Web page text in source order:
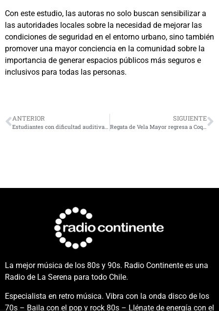
Con este estudio, las autoras no solo buscan sensibilizar a
las autoridades locales sobre la necesidad de mejorar las
condiciones de seguridad en el entorno urbano, sino también
promover una mayor conciencia en la comunidad sobre la
importancia de generar espacios públicos más seguros e
inclusivos para todas las personas.
ANTERIOR SIGUIENTE
Regata de Vela Mayor regresa a Coquimbo con cientos de competidores de la zona central
La mejor música de los 80s y 90s. Radio Continente es una
Radio de La Serena para todo Chile.
Especialista en retro música. Vibra con la onda disco de los
70s – Baila con el pop y rock 80s – Llénate de energía con el